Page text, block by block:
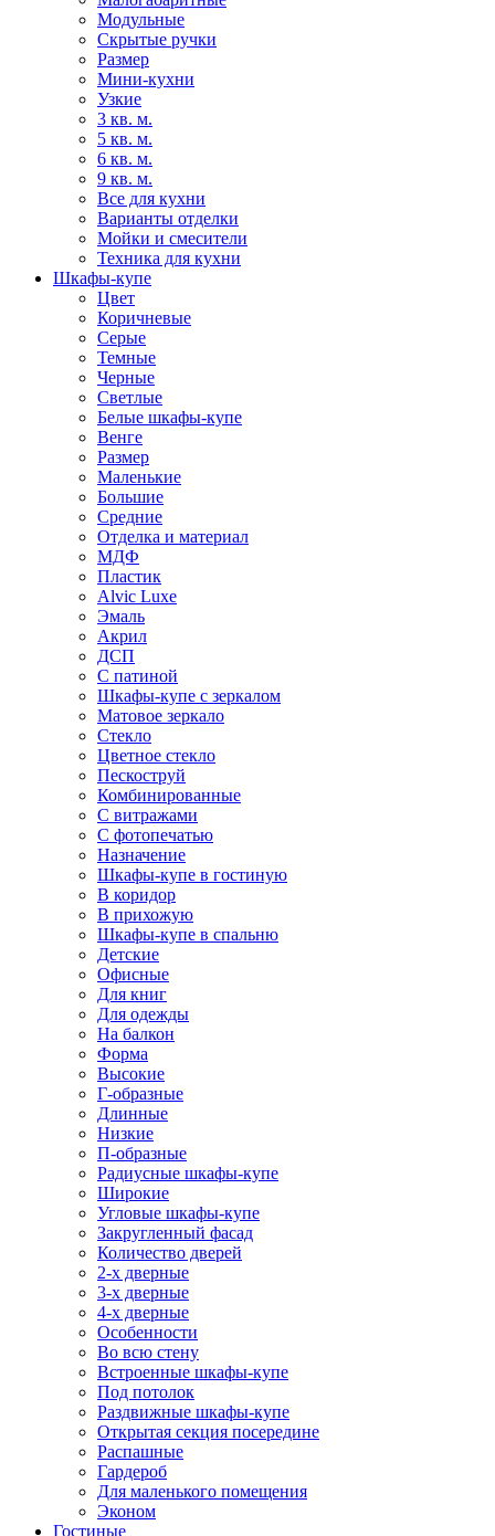
Модульные
Скрытые ручки
Размер
Мини-кухни
Узкие
3 кв. м.
5 кв. м.
6 кв. м.
9 кв. м.
Все для кухни
Варианты отделки
Мойки и смесители
Техника для кухни
Шкафы-купе
Цвет
Коричневые
Серые
Темные
Черные
Светлые
Белые шкафы-купе
Венге
Размер
Маленькие
Большие
Средние
Отделка и материал
МДФ
Пластик
Alvic Luxe
Эмаль
Акрил
ДСП
С патиной
Шкафы-купе с зеркалом
Матовое зеркало
Стекло
Цветное стекло
Пескоструй
Комбинированные
С витражами
С фотопечатью
Назначение
Шкафы-купе в гостиную
В коридор
В прихожую
Шкафы-купе в спальню
Детские
Офисные
Для книг
Для одежды
На балкон
Форма
Высокие
Г-образные
Длинные
Низкие
П-образные
Радиусные шкафы-купе
Широкие
Угловые шкафы-купе
Закругленный фасад
Количество дверей
2-х дверные
3-х дверные
4-х дверные
Особенности
Во всю стену
Встроенные шкафы-купе
Под потолок
Раздвижные шкафы-купе
Открытая секция посередине
Распашные
Гардероб
Для маленького помещения
Эконом
Гостиные